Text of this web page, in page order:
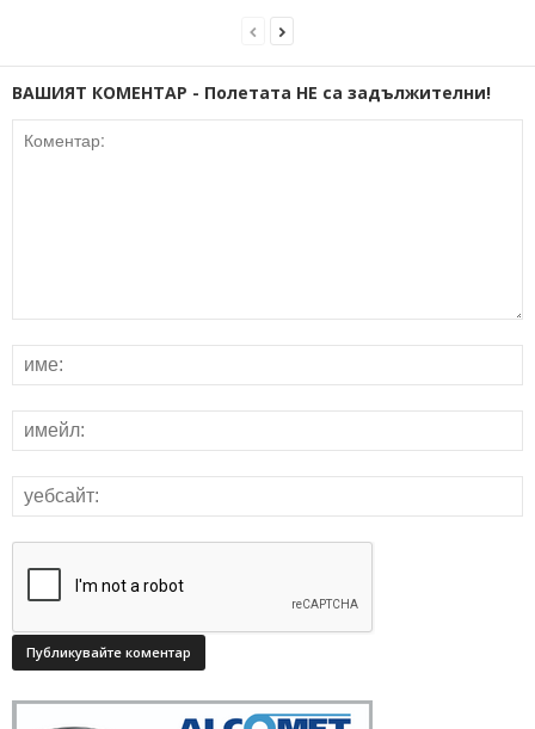
ВАШИЯТ КОМЕНТАР - Полетата НЕ са задължителни!